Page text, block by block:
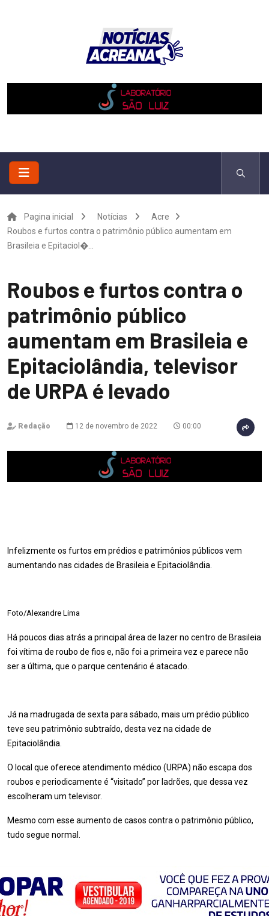
Pagina inicial Notícias
Acre
Roubos e furtos contra o patrimônio público aumentam em
Brasileia e Epitaciol�...
Roubos e furtos contra o
patrimônio público
aumentam em Brasileia e
Epitaciolândia, televisor
de URPA é levado
Redação 12 de novembro de 2022 00:00
Infelizmente os furtos em prédios e patrimônios públicos vem
aumentando nas cidades de Brasileia e Epitaciolândia.
Foto/Alexandre Lima
Há poucos dias atrás a principal área de lazer no centro de Brasileia
foi vítima de roubo de fios e, não foi a primeira vez e parece não
ser a última, que o parque centenário é atacado.
Já na madrugada de sexta para sábado, mais um prédio público
teve seu patrimônio subtraído, desta vez na cidade de
Epitaciolândia.
O local que oferece atendimento médico (URPA) não escapa dos
roubos e periodicamente é “visitado” por ladrões, que dessa vez
escolheram um televisor.
Mesmo com esse aumento de casos contra o patrimônio público,
tudo segue normal.